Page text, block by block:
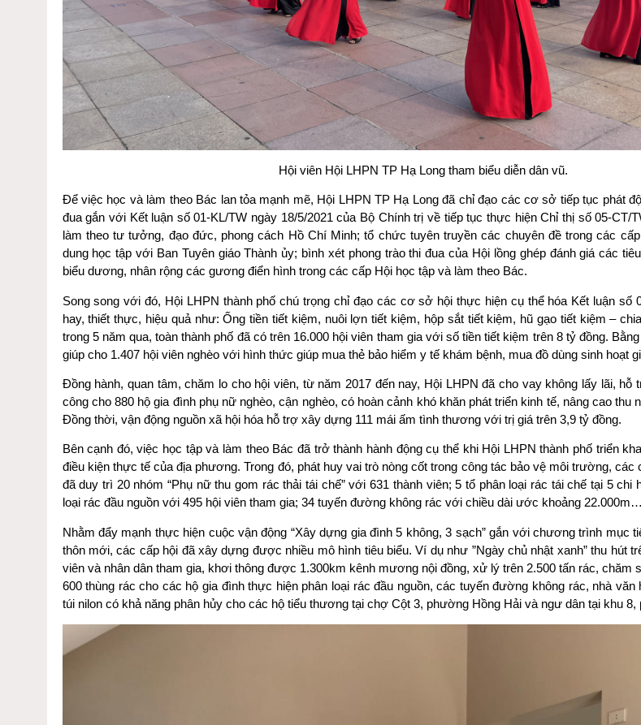
Hội viên Hội LHPN TP Hạ Long tham biểu diễn dân vũ.
Để việc học và làm theo Bác lan tỏa mạnh mẽ, Hội LHPN TP Hạ Long đã chỉ đạo các cơ sở tiếp tục phát
đua gắn với Kết luận số 01-KL/TW ngày 18/5/2021 của Bộ Chính trị về tiếp tục thực hiện Chỉ thị số 05-CT/
làm theo tư tưởng, đạo đức, phong cách Hồ Chí Minh; tổ chức tuyên truyền các chuyên đề trong các
dung học tập với Ban Tuyên giáo Thành ủy; bình xét phong trào thi đua của Hội lồng ghép đánh giá các
biểu dương, nhân rộng các gương điển hình trong các cấp Hội học tập và làm theo Bác.
Song song với đó, Hội LHPN thành phố chú trọng chỉ đạo các cơ sở hội thực hiện cụ thể hóa Kết luận số
hay, thiết thực, hiệu quả như: Ống tiền tiết kiệm, nuôi lợn tiết kiệm, hộp sắt tiết kiệm, hũ gạo tiết kiệm –
trong 5 năm qua, toàn thành phố đã có trên 16.000 hội viên tham gia với số tiền tiết kiệm trên 8 tỷ đồng.
giúp cho 1.407 hội viên nghèo với hình thức giúp mua thẻ bảo hiểm y tế khám bệnh, mua đồ dùng sinh hoạt
Đồng hành, quan tâm, chăm lo cho hội viên, từ năm 2017 đến nay, Hội LHPN đã cho vay không lấy lãi, hỗ
công cho 880 hộ gia đình phụ nữ nghèo, cận nghèo, có hoàn cảnh khó khăn phát triển kinh tế, nâng cao thu
Đồng thời, vận động nguồn xã hội hóa hỗ trợ xây dựng 111 mái ấm tình thương với trị giá trên 3,9 tỷ đồng.
Bên cạnh đó, việc học tập và làm theo Bác đã trở thành hành động cụ thể khi Hội LHPN thành phố triển
điều kiện thực tế của địa phương. Trong đó, phát huy vai trò nòng cốt trong công tác bảo vệ môi trường, các
đã duy trì 20 nhóm “Phụ nữ thu gom rác thải tái chế” với 631 thành viên; 5 tổ phân loại rác tái chế tại 5 chi
loại rác đầu nguồn với 495 hội viên tham gia; 34 tuyến đường không rác với chiều dài ước khoảng 22.000m…
Nhằm đẩy mạnh thực hiện cuộc vận động “Xây dựng gia đình 5 không, 3 sạch” gắn với chương trình mục
thôn mới, các cấp hội đã xây dựng được nhiều mô hình tiêu biểu. Ví dụ như ”Ngày chủ nhật xanh” thu hút
viên và nhân dân tham gia, khơi thông được 1.300km kênh mương nội đồng, xử lý trên 2.500 tấn rác, chăm
600 thùng rác cho các hộ gia đình thực hiện phân loại rác đầu nguồn, các tuyến đường không rác, nhà
túi nilon có khả năng phân hủy cho các hộ tiểu thương tại chợ Cột 3, phường Hồng Hải và ngư dân tại khu